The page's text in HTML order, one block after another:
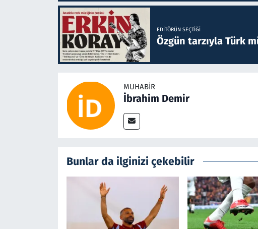
EDITÖRÜN SEÇTIĞI
Özgün tarzıyla Türk
MUHABIR
İbrahim Demir
Bunlar da ilginizi çekebilir